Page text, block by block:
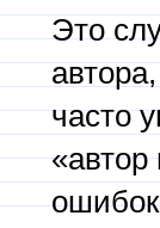
Это
часто
«автор
ошибок